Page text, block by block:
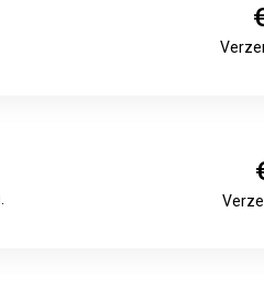
€
€